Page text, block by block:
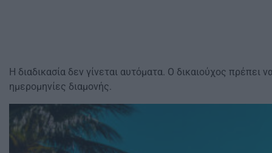
Η διαδικασία δεν γίνεται αυτόματα. Ο δικαιούχος πρέπει
ημερομηνίες διαμονής.